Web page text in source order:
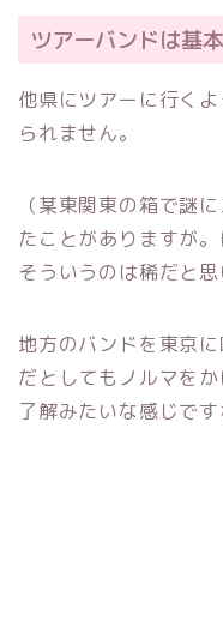
ツアーバンドは基
他県にツアーに行く
られません。
（某東関東の箱で謎
たことがありますが
そういうのは稀だと思
地方のバンドを東京
だとしてもノルマを
了解みたいな感じです